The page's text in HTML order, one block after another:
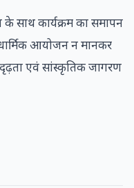
साथ कार्यक्रम का समापन
आयोजन न मानकर
एवं सांस्कृतिक जागरण